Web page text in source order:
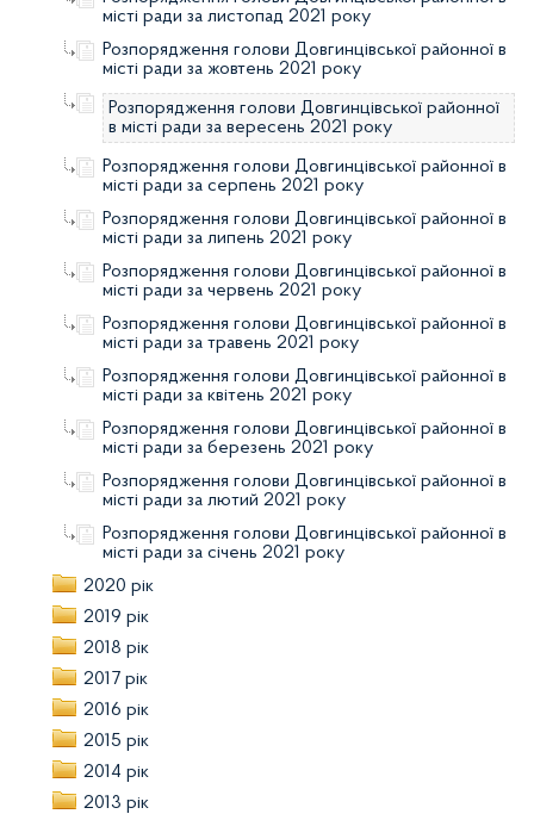
місті ради за листопад 2021 року
Розпорядження голови Довгинцівської районної в
місті ради за жовтень 2021 року
Розпорядження голови Довгинцівської районної
в місті ради за вересень 2021 року
Розпорядження голови Довгинцівської районної в
місті ради за серпень 2021 року
Розпорядження голови Довгинцівської районної в
місті ради за липень 2021 року
Розпорядження голови Довгинцівської районної в
місті ради за червень 2021 року
Розпорядження голови Довгинцівської районної в
місті ради за травень 2021 року
Розпорядження голови Довгинцівської районної в
місті ради за квітень 2021 року
Розпорядження голови Довгинцівської районної в
місті ради за березень 2021 року
Розпорядження голови Довгинцівської районної в
місті ради за лютий 2021 року
Розпорядження голови Довгинцівської районної в
місті ради за січень 2021 року
2020 рік
2019 рік
2018 рік
2017 рік
2016 рік
2015 рік
2014 рік
2013 рік